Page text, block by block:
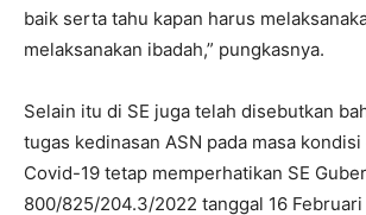
baik serta tahu kapan harus
melaksanakan ibadah,” pungkasnya.
Selain itu di SE juga telah disebutkan
tugas kedinasan ASN pada masa
Covid-19 tetap memperhatikan SE
800/825/204.3/2022 tanggal 16